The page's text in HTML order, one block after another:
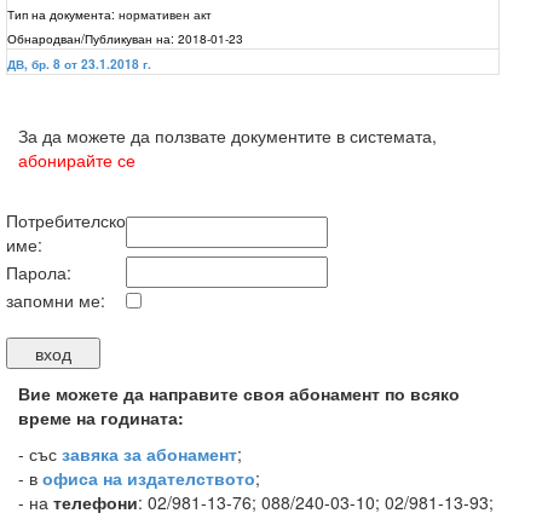
Тип на документа: нормативен акт
Обнародван/Публикуван на: 2018-01-23
ДВ, бр. 8 от 23.1.2018 г.
За да можете да ползвате документите в системата,
абонирайте се
Потребителско
име:
Парола:
запомни ме:
Вие можете да направите своя абонамент по всяко
време на годината:
- със завяка за абонамент;
- в офиса на издателството;
- на телефони: 02/981-13-76; 088/240-03-10; 02/981-13-93;